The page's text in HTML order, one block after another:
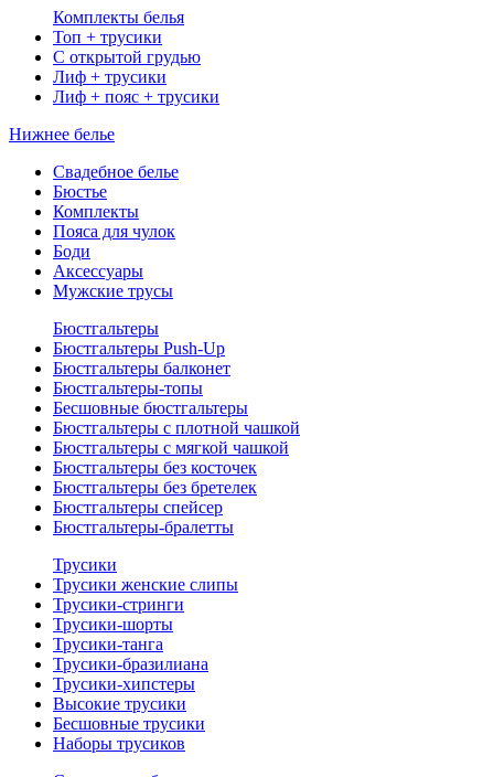
Комплекты белья
Топ + трусики
С открытой грудью
Лиф + трусики
Лиф + пояс + трусики
Нижнее белье
Свадебное белье
Бюстье
Комплекты
Пояса для чулок
Боди
Аксессуары
Мужские трусы
Бюстгальтеры
Бюстгальтеры Push-Up
Бюстгальтеры балконет
Бюстгальтеры-топы
Бесшовные бюстгальтеры
Бюстгальтеры с плотной чашкой
Бюстгальтеры с мягкой чашкой
Бюстгальтеры без косточек
Бюстгальтеры без бретелек
Бюстгальтеры спейсер
Бюстгальтеры-бралетты
Трусики
Трусики женские слипы
Трусики-стринги
Трусики-шорты
Трусики-танга
Трусики-бразилиана
Трусики-хипстеры
Высокие трусики
Бесшовные трусики
Наборы трусиков